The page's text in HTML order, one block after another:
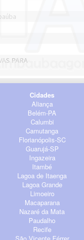
PARA
Cidades
Aliança
Belém-PA
Calumbi
Camutanga
Florianópolis-SC
Guarujá-SP
Ingazeira
Itambé
Lagoa de Itaenga
Lagoa Grande
Limoeiro
Macaparana
Nazaré da Mata
Paudalho
Recife